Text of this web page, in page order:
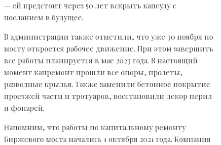
— ей предстоит через 50 лет вскрыть капсулу с
посланием в будущее.
В администрации также отметили, что уже 30 ноября по
мосту откроется рабочее движение. При этом завершить
все работы планируется в мае 2023 года. В настоящий
момент капремонт прошли все опоры, пролеты,
разводные крылья. Также заменили бетонное покрытие
проезжей части и тротуаров, восстановили декор перил
и фонарей.
Напомним, что работы по капитальному ремонту
Биржевого моста начались 1 октября 2021 года. Компания